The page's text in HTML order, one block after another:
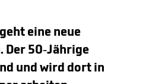
eine neue
Der 50-Jährige
und wird dort in